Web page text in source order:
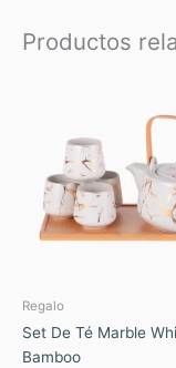
Productos
Regalo
Set De Té Marble
Bamboo